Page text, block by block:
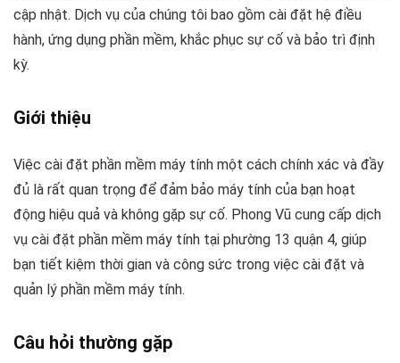
cập nhật. Dịch vụ của chúng tôi bao gồm cài đặt hệ điều
hành, ứng dụng phần mềm, khắc phục sự cố và bảo trì định
kỳ.
Giới thiệu
Việc cài đặt phần mềm máy tính một cách chính xác và đầy
đủ là rất quan trọng để đảm bảo máy tính của bạn hoạt
động hiệu quả và không gặp sự cố. Phong Vũ cung cấp dịch
vụ cài đặt phần mềm máy tính tại phường 13 quận 4, giúp
bạn tiết kiệm thời gian và công sức trong việc cài đặt và
quản lý phần mềm máy tính.
Câu hỏi thường gặp